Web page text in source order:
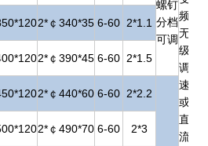
螺钉
分档
可调
频
无
级
调
速
或
直
流
2*￠340*35 6-60 2*1.1
2*￠390*45 6-60 2*1.5
2*￠440*60 6-60 2*2.2
2*￠490*70 6-60 2*3